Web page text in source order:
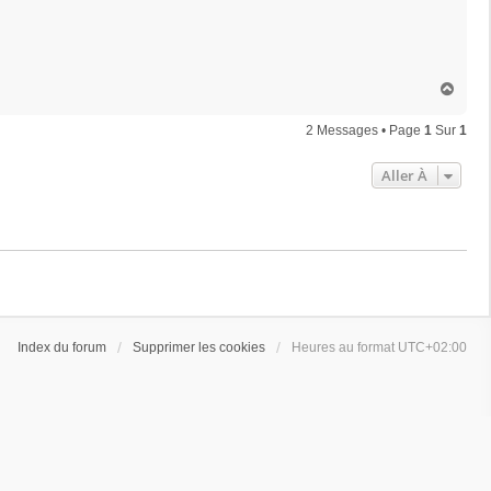
u
t
2 Messages • Page 1 Sur 1
Aller À
Index du forum Supprimer les cookies Heures au format UTC+02:00